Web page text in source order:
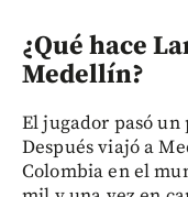
¿Qué hace
Medellín?
El jugador pasó un
Después viajó a
Colombia en el